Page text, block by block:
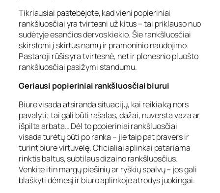
Tikriausiai pastebėjote, kad vieni popieriniai
rankšluosčiai yra tvirtesni už kitus – tai priklauso nuo
sudėtyje esančios dervos kiekio. Šie rankšluosčiai
skirstomi į skirtus namų ir pramoninio naudojimo.
Pastaroji rūšis yra tvirtesnė, net ir plonesnio pluošto
rankšluosčiai pasižymi standumu.
Geriausi popieriniai rankšluosčiai biurui
Biure visada atsiranda situacijų, kai reikia ką nors
pavalyti: tai gali būti rašalas, dažai, nuversta vaza ar
išpilta arbata… Dėl to popieriniai rankšluosčiai
visada turėtų būti po ranka – jie taip pat pravers ir
turint biure virtuvėlę. Oficialiai aplinkai patariama
rinktis baltus, subtilaus dizaino rankšluosčius.
Venkite itin margų piešinių ar ryškių spalvų – jos gali
blaškyti dėmesį ir biuro aplinkoje atrodys juokingai.